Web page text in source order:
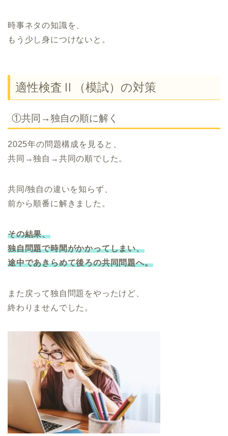
時事ネタの知識を、
もう少し身につけないと。
適性検査Ⅱ（模試）の対策
①共同→独自の順に解く
2025年の問題構成を見ると、
共同→独自→共同の順でした。
共同/独自の違いを知らず、
前から順番に解きました。
その結果、
独自問題で時間がかかってしまい、
途中であきらめて後ろの共同問題へ。
また戻って独自問題をやったけど、
終わりませんでした。